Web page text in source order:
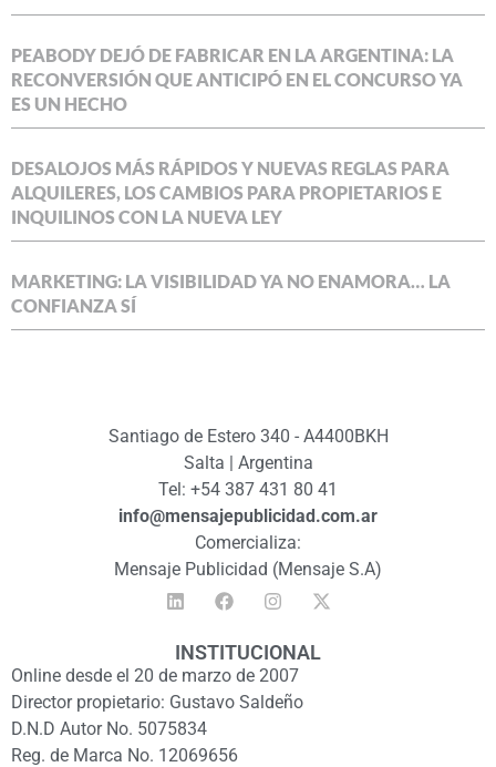
PEABODY DEJÓ DE FABRICAR EN LA ARGENTINA: LA
RECONVERSIÓN QUE ANTICIPÓ EN EL CONCURSO YA
ES UN HECHO
DESALOJOS MÁS RÁPIDOS Y NUEVAS REGLAS PARA
ALQUILERES, LOS CAMBIOS PARA PROPIETARIOS E
INQUILINOS CON LA NUEVA LEY
MARKETING: LA VISIBILIDAD YA NO ENAMORA… LA
CONFIANZA SÍ
Santiago de Estero 340 - A4400BKH
Salta | Argentina
Tel: +54 387 431 80 41
info@mensajepublicidad.com.ar
Comercializa:
Mensaje Publicidad (Mensaje S.A)
INSTITUCIONAL
Online desde el 20 de marzo de 2007
Director propietario: Gustavo Saldeño
D.N.D Autor No. 5075834
Reg. de Marca No. 12069656